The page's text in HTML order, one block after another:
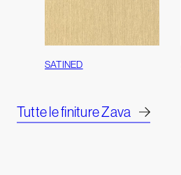
SATINED
Tutte le finiture Zava